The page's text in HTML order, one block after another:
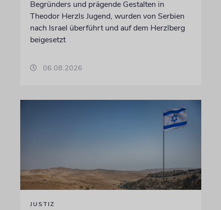
Begründers und prägende Gestalten in
Theodor Herzls Jugend, wurden von Serbien
nach Israel überführt und auf dem Herzlberg
beigesetzt
06.08.2026
JUSTIZ